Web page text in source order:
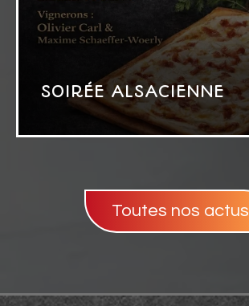
SOIRÉE ALSACIENNE
Toutes nos actus